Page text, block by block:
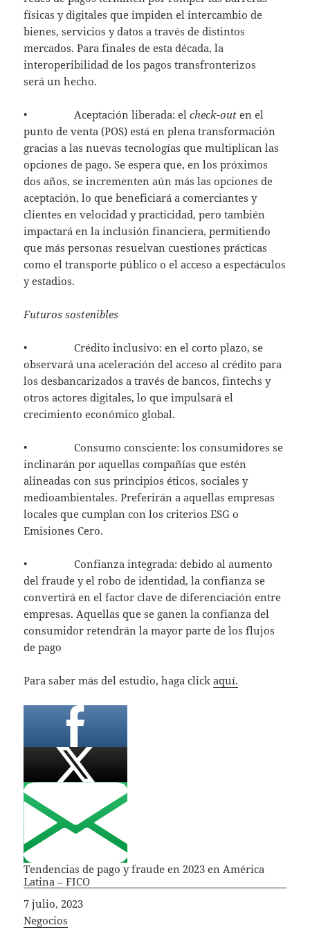
físicas y digitales que impiden el intercambio de
bienes, servicios y datos a través de distintos
mercados. Para finales de esta década, la
interoperibilidad de los pagos transfronterizos
será un hecho.
• Aceptación liberada: elcheck-out en el
punto de venta (POS) está en plena transformación
gracias a las nuevas tecnologías que multiplican las
opciones de pago. Se espera que, en los próximos
dos años, se incrementen aún más las opciones de
aceptación, lo que beneficiará a comerciantes y
clientes en velocidad y practicidad, pero también
impactará en la inclusión financiera, permitiendo
que más personas resuelvan cuestiones prácticas
como el transporte público o el acceso a espectáculos
y estadios.
Futuros sostenibles
• Crédito inclusivo: en el corto plazo, se
observará una aceleración del acceso al crédito para
los desbancarizados a través de bancos, fintechs y
otros actores digitales, lo que impulsará el
crecimiento económico global.
• Consumo consciente: los consumidores se
inclinarán por aquellas compañías que estén
alineadas con sus principios éticos, sociales y
medioambientales. Preferirán a aquellas empresas
locales que cumplan con los criterios ESG o
Emisiones Cero.
• Confianza integrada: debido al aumento
del fraude y el robo de identidad, la confianza se
convertirá en el factor clave de diferenciación entre
empresas. Aquellas que se ganen la confianza del
consumidor retendrán la mayor parte de los flujos
de pago
Para saber más del estudio, haga clickaquí.
Tendencias de pago y fraude en 2023 en América
Latina – FICO
Fecha
7 julio, 2023
In relation to
Negocios